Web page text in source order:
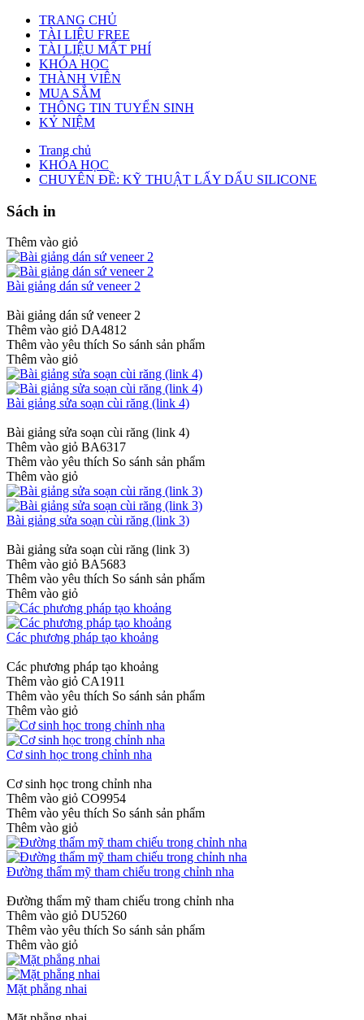
TRANG CHỦ
TÀI LIỆU FREE
TÀI LIỆU MẤT PHÍ
KHÓA HỌC
THÀNH VIÊN
MUA SẮM
THÔNG TIN TUYỂN SINH
KỶ NIỆM
Trang chủ
KHÓA HỌC
CHUYÊN ĐỀ: KỸ THUẬT LẤY DẤU SILICONE
Sách in
Thêm vào giỏ
Bài giảng dán sứ veneer 2
Bài giảng dán sứ veneer 2
Thêm vào giỏ DA4812
Thêm vào yêu thích So sánh sản phẩm
Thêm vào giỏ
Bài giảng sửa soạn cùi răng (link 4)
Bài giảng sửa soạn cùi răng (link 4)
Thêm vào giỏ BA6317
Thêm vào yêu thích So sánh sản phẩm
Thêm vào giỏ
Bài giảng sửa soạn cùi răng (link 3)
Bài giảng sửa soạn cùi răng (link 3)
Thêm vào giỏ BA5683
Thêm vào yêu thích So sánh sản phẩm
Thêm vào giỏ
Các phương pháp tạo khoảng
Các phương pháp tạo khoảng
Thêm vào giỏ CA1911
Thêm vào yêu thích So sánh sản phẩm
Thêm vào giỏ
Cơ sinh học trong chỉnh nha
Cơ sinh học trong chỉnh nha
Thêm vào giỏ CO9954
Thêm vào yêu thích So sánh sản phẩm
Thêm vào giỏ
Đường thẩm mỹ tham chiếu trong chỉnh nha
Đường thẩm mỹ tham chiếu trong chỉnh nha
Thêm vào giỏ DU5260
Thêm vào yêu thích So sánh sản phẩm
Thêm vào giỏ
Mặt phẳng nhai